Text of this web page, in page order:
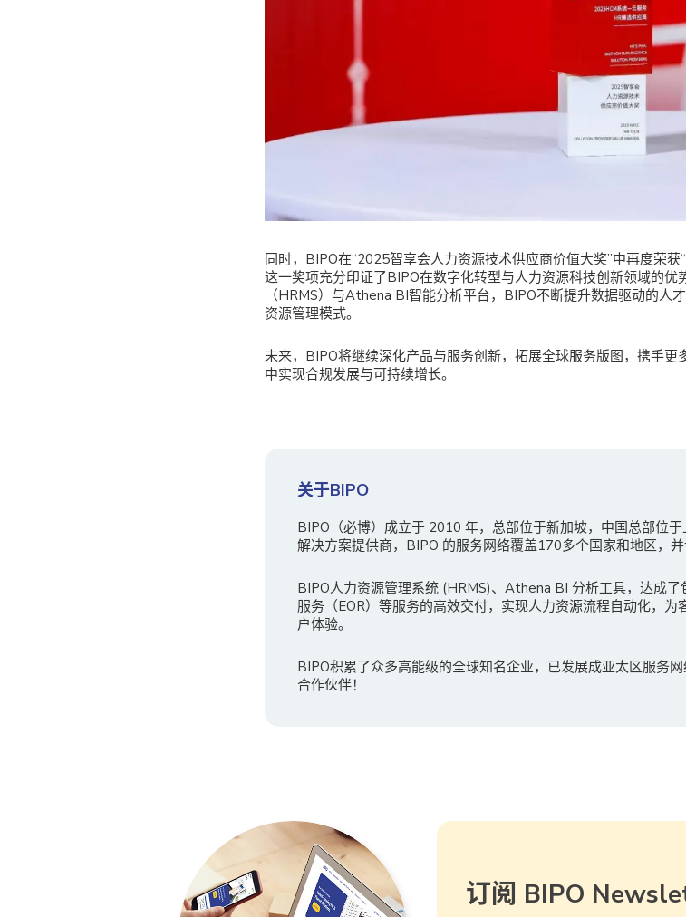
同时，BIPO在“2025智享会人力资源技术供应商价值大奖”中再度荣
这一奖项充分印证了BIPO在数字化转型与人力资源科技创新领域的
（HRMS）与Athena BI智能分析平台，BIPO不断提升数据驱动的人
资源管理模式。
未来，BIPO将继续深化产品与服务创新，拓展全球服务版图，携手
中实现合规发展与可持续增长。
关于BIPO
BIPO（必博）成立于 2010 年，总部位于新加坡，中国总部位
解决方案提供商，BIPO 的服务网络覆盖170多个国家和地区，并
BIPO人力资源管理系统 (HRMS)、Athena BI 分析工具，达成
服务（EOR）等服务的高效交付，实现人力资源流程自动化，
户体验。
BIPO积累了众多高能级的全球知名企业，已发展成亚太区服务
合作伙伴！
订阅 BIPO